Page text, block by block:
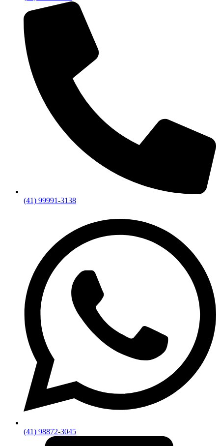
(41) 99991-3138
(41) 98872-3045